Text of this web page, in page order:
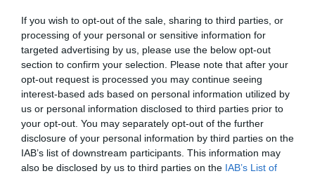
If you wish to opt-out of the sale, sharing to third parties, or
processing of your personal or sensitive information for
targeted advertising by us, please use the below opt-out
section to confirm your selection. Please note that after your
opt-out request is processed you may continue seeing
interest-based ads based on personal information utilized by
us or personal information disclosed to third parties prior to
your opt-out. You may separately opt-out of the further
disclosure of your personal information by third parties on the
IAB’s list of downstream participants. This information may
also be disclosed by us to third parties on the IAB’s List of
ΦΕΣΤΙΒΑΛ / ΝΕΑ ΦΕΣΤΙΒΑΛ / ΝΕΑ